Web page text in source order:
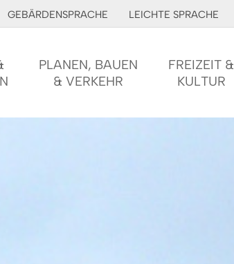
GEBÄRDENSPRACHE LEICHTE SPRACHE
PLANEN, BAUEN
& VERKEHR
FREIZEIT &
KULTUR